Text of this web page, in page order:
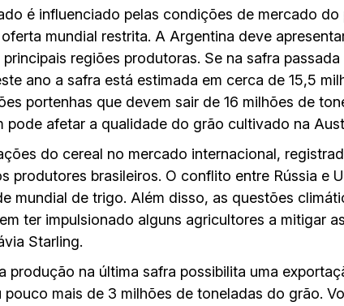
é influenciado pelas condições de mercado
mundial restrita. A Argentina deve
principais regiões produtoras. Se na safra
ano a safra está estimada em cerca de 15,5
portenhas que devem sair de 16 milhões de
pode afetar a qualidade do grão cultivado na
do cereal no mercado internacional,
produtores brasileiros. O conflito entre Rússia e
mundial de trigo. Além disso, as questões
ter impulsionado alguns agricultores a mitigar
Starling.
produção na última safra possibilita uma
pouco mais de 3 milhões de toneladas do grão.